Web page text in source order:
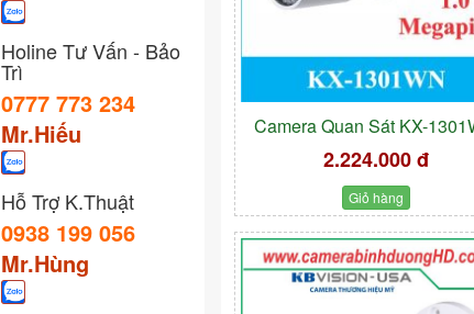
Camera Quan Sát KX-
2.224.000 đ
Giỏ hàng
Holine Tư Vấn - Bảo
Trì
0777 773 234
Mr.Hiếu
Hỗ Trợ K.Thuật
0938 199 056
Mr.Hùng